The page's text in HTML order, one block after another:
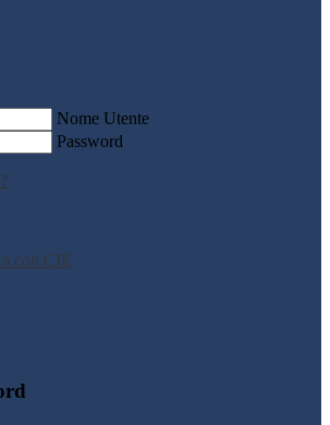
Nome Utente
Password
con CIE